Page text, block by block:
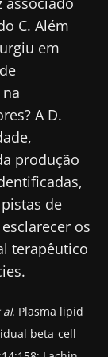
C. Além
em
A D.
produção
de
os
terapêutico
al. Plasma lipid
beta-cell
de
e
com as
e
com as
mais
utilização